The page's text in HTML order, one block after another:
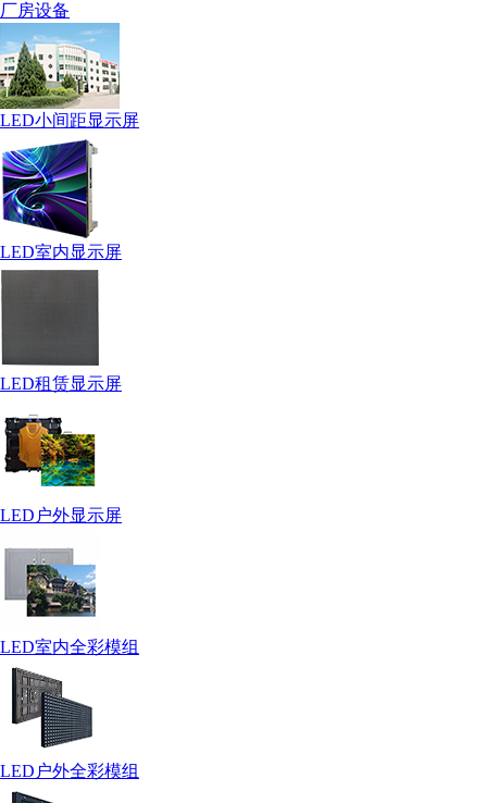
厂房设备
LED小间距显示屏
LED室内显示屏
LED租赁显示屏
LED户外显示屏
LED室内全彩模组
LED户外全彩模组